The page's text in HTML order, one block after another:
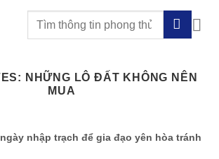
NHỮNG LÔ ĐẤT KHÔNG NÊN
MUA
nhập trạch để gia đạo yên hòa tránh